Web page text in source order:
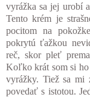
vyrážka sa jej urobí
Tento krém je
pocitom na
pokrytú ťažkou
reč, skor pleť
Koľko krát som si
vyrážky. Tiež sa mi
povedať s istotou.